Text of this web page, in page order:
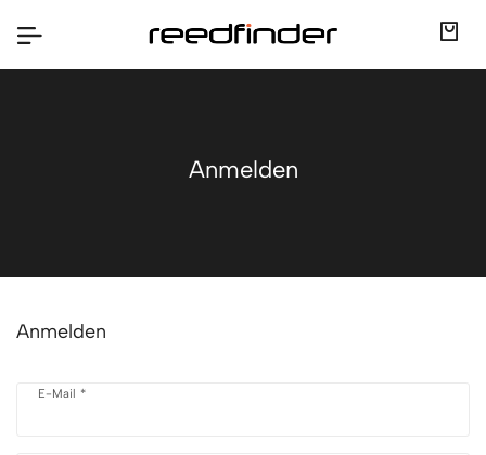
Anmelden
Anmelden
E-Mail *